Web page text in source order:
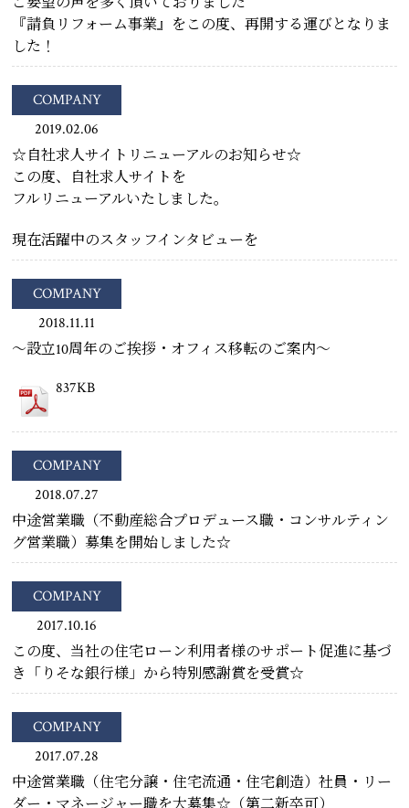
『請負リフォーム事業』をこの度、再開する運びとなりま
した！
COMPANY
2019.02.06
☆自社求人サイトリニューアルのお知らせ☆
この度、自社求人サイトを
フルリニューアルいたしました。
現在活躍中のスタッフインタビューを
COMPANY
2018.11.11
～設立10周年のご挨拶・オフィス移転のご案内～
837KB
COMPANY
2018.07.27
中途営業職（不動産総合プロデュース職・コンサルティン
グ営業職）募集を開始しました☆
COMPANY
2017.10.16
この度、当社の住宅ローン利用者様のサポート促進に基づ
き「りそな銀行様」から特別感謝賞を受賞☆
COMPANY
2017.07.28
中途営業職（住宅分譲・住宅流通・住宅創造）社員・リー